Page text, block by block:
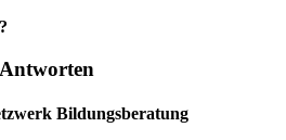
Bildungsberatung